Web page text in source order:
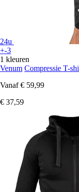
24u
+-3
1 kleuren
Venum Compressie T-
Vanaf € 59,99
€ 37,59